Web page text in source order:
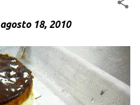
agosto 18, 2010